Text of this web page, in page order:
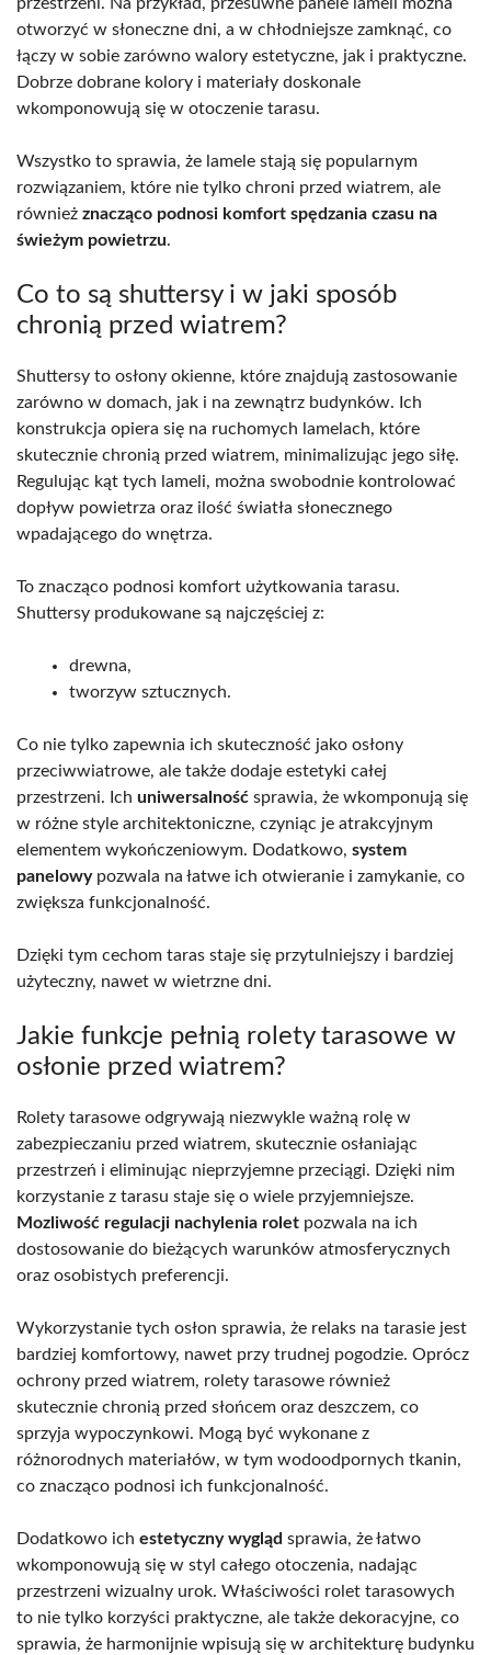
przestrzeni. Na przykład, przesuwne panele lameli można
otworzyć w słoneczne dni, a w chłodniejsze zamknąć, co
łączy w sobie zarówno walory estetyczne, jak i praktyczne.
Dobrze dobrane kolory i materiały doskonale
wkomponowują się w otoczenie tarasu.
Wszystko to sprawia, że lamele stają się popularnym
rozwiązaniem, które nie tylko chroni przed wiatrem, ale
również znacząco podnosi komfort spędzania czasu na
świeżym powietrzu.
Co to są shuttersy i w jaki sposób
chronią przed wiatrem?
Shuttersy to osłony okienne, które znajdują zastosowanie
zarówno w domach, jak i na zewnątrz budynków. Ich
konstrukcja opiera się na ruchomych lamelach, które
skutecznie chronią przed wiatrem, minimalizując jego siłę.
Regulując kąt tych lameli, można swobodnie kontrolować
dopływ powietrza oraz ilość światła słonecznego
wpadającego do wnętrza.
To znacząco podnosi komfort użytkowania tarasu.
Shuttersy produkowane są najczęściej z:
drewna,
tworzyw sztucznych.
Co nie tylko zapewnia ich skuteczność jako osłony
przeciwwiatrowe, ale także dodaje estetyki całej
przestrzeni. Ich uniwersalność sprawia, że wkomponują się
w różne style architektoniczne, czyniąc je atrakcyjnym
elementem wykończeniowym. Dodatkowo, system
panelowypozwala na łatwe ich otwieranie i zamykanie, co
zwiększa funkcjonalność.
Dzięki tym cechom taras staje się przytulniejszy i bardziej
użyteczny, nawet w wietrzne dni.
Jakie funkcje pełnią rolety tarasowe w
osłonie przed wiatrem?
Rolety tarasowe odgrywają niezwykle ważną rolę w
zabezpieczaniu przed wiatrem, skutecznie osłaniając
przestrzeń i eliminując nieprzyjemne przeciągi. Dzięki nim
korzystanie z tarasu staje się o wiele przyjemniejsze.
Mozliwość regulacji nachylenia rolet pozwala na ich
dostosowanie do bieżących warunków atmosferycznych
oraz osobistych preferencji.
Wykorzystanie tych osłon sprawia, że relaks na tarasie jest
bardziej komfortowy, nawet przy trudnej pogodzie. Oprócz
ochrony przed wiatrem, rolety tarasowe również
skutecznie chronią przed słońcem oraz deszczem, co
sprzyja wypoczynkowi. Mogą być wykonane z
różnorodnych materiałów, w tym wodoodpornych tkanin,
co znacząco podnosi ich funkcjonalność.
Dodatkowo ich estetyczny wygląd sprawia, że łatwo
wkomponowują się w styl całego otoczenia, nadając
przestrzeni wizualny urok. Właściwości rolet tarasowych
to nie tylko korzyści praktyczne, ale także dekoracyjne, co
sprawia, że harmonijnie wpisują się w architekturę budynku